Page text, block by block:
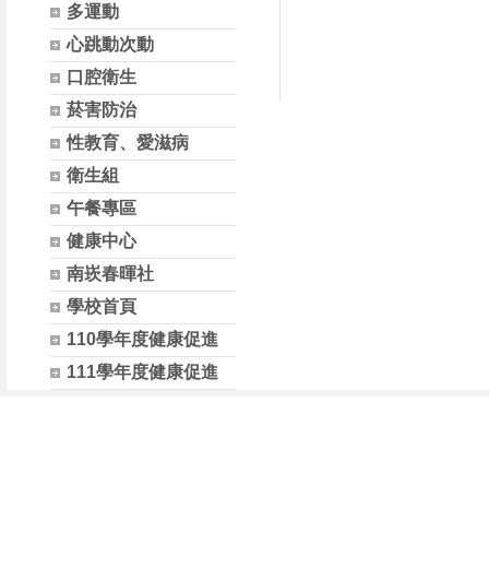
多運動
心跳動次動
口腔衛生
菸害防治
性教育、愛滋病
衛生組
午餐專區
健康中心
南崁春暉社
學校首頁
110學年度健康促進
111學年度健康促進